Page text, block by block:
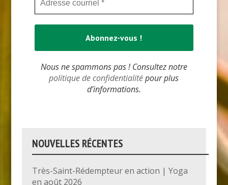
Nous ne spammons pas ! Consultez notre
politique de confidentialitépour plus
d’informations.
NOUVELLES RÉCENTES
Très-Saint-Rédempteur en action | Yoga
en août 2026